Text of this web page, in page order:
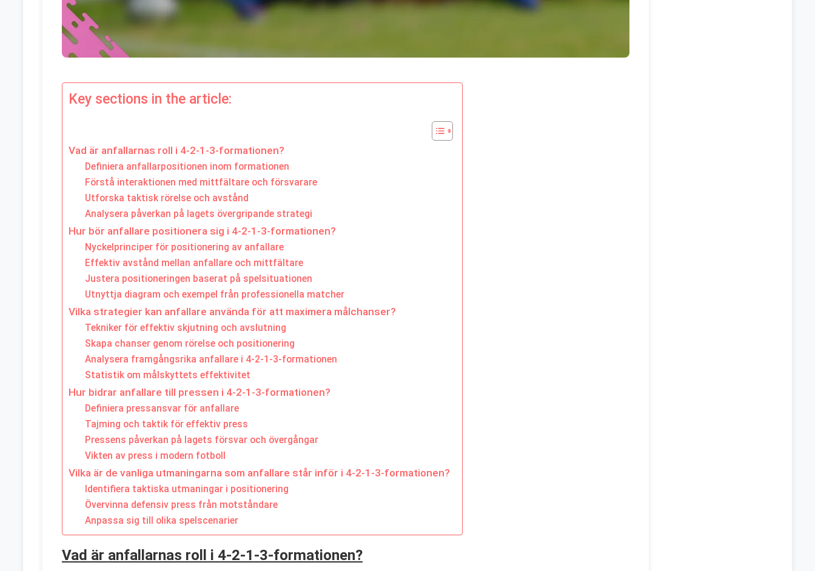
Key sections in the article:
Vad är anfallarnas roll i 4-2-1-3-formationen?
Definiera anfallarpositionen inom formationen
Förstå interaktionen med mittfältare och försvarare
Utforska taktisk rörelse och avstånd
Analysera påverkan på lagets övergripande strategi
Hur bör anfallare positionera sig i 4-2-1-3-formationen?
Nyckelprinciper för positionering av anfallare
Effektiv avstånd mellan anfallare och mittfältare
Justera positioneringen baserat på spelsituationen
Utnyttja diagram och exempel från professionella matcher
Vilka strategier kan anfallare använda för att maximera målchanser?
Tekniker för effektiv skjutning och avslutning
Skapa chanser genom rörelse och positionering
Analysera framgångsrika anfallare i 4-2-1-3-formationen
Statistik om målskyttets effektivitet
Hur bidrar anfallare till pressen i 4-2-1-3-formationen?
Definiera pressansvar för anfallare
Tajming och taktik för effektiv press
Pressens påverkan på lagets försvar och övergångar
Vikten av press i modern fotboll
Vilka är de vanliga utmaningarna som anfallare står inför i 4-2-1-3-formationen?
Identifiera taktiska utmaningar i positionering
Övervinna defensiv press från motståndare
Anpassa sig till olika spelscenarier
Vad är anfallarnas roll i 4-2-1-3-formationen?